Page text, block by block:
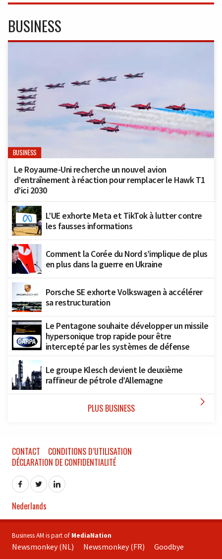
BUSINESS
BUSINESS
Le Royaume-Uni recherche un nouvel avion
d’entraînement à réaction pour remplacer le Hawk T1
d’ici 2030
L’UE exhorte Meta et TikTok à lutter contre
les fausses informations
Comment la Corée du Nord s’implique de plus
en plus dans la guerre en Ukraine
Porsche SE exhorte Volkswagen à accélérer
sa restructuration
Le Pentagone souhaite développer un missile
hypersonique trop rapide pour être
intercepté par les systèmes de défense
Le groupe Klesch devient le deuxième
raffineur de pétrole d’Allemagne
PLUS BUSINESS 
CONTACT
CONDITIONS D’UTILISATION
DÉCLARATION DE CONFIDENTIALITÉ
Nederlands
Business AM is part of MediaNation
Newsmonkey (NL) Newsmonkey (FR) Goodbye